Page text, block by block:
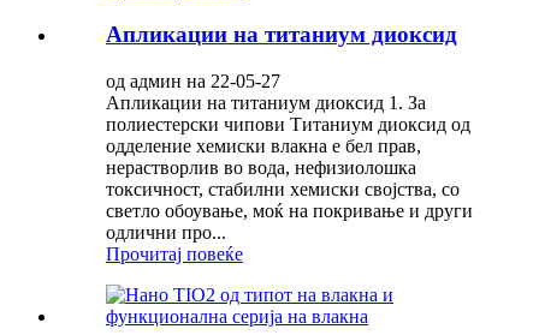
Апликации на титаниум диоксид
од админ на 22-05-27
Апликации на титаниум диоксид 1. За
полиестерски чипови Титаниум диоксид од
одделение хемиски влакна е бел прав,
нерастворлив во вода, нефизиолошка
токсичност, стабилни хемиски својства, со
светло обоување, моќ на покривање и други
одлични про...
Прочитај повеќе